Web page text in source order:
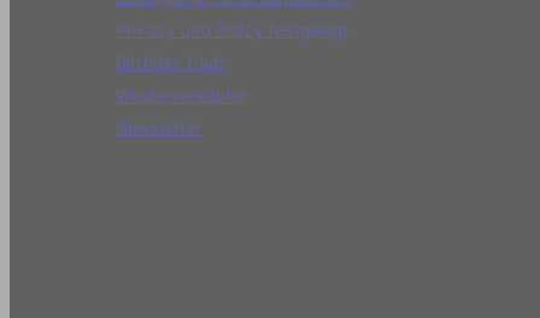
Privacy und Policy festgelegt
Birthday Club
Wiederverkäufer
Newsletter